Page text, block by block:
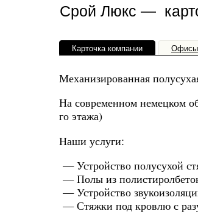
Срой Люкс —
Карточка компании
Механизированная
На современном немецком
го этажа)
Наши услуги:
— Устройство полусухой
— Полы из
— Устройство
— Стяжки под кровлю с